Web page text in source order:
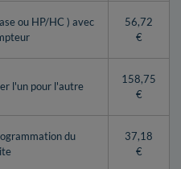
ou HP/HC ) avec
56,72
€
l'un pour l'autre
158,75
€
du
37,18
€